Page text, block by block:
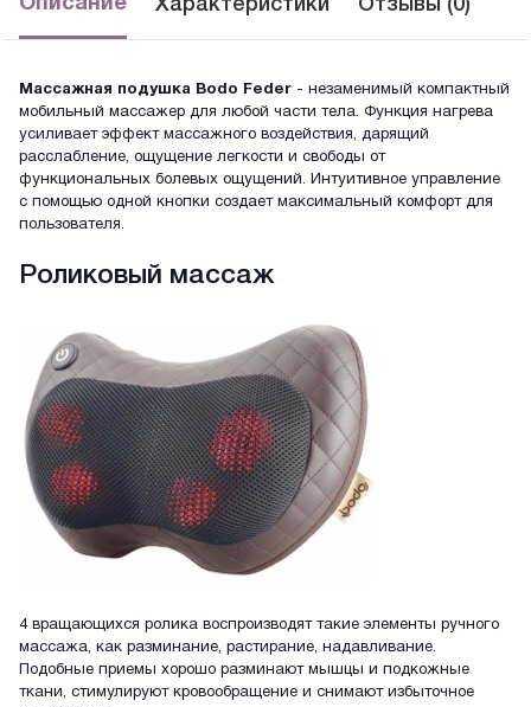
Характеристики Отзывы (0)
Массажная подушка Bodo Feder - незаменимый компактный
мобильный массажер для любой части тела. Функция нагрева
усиливает эффект массажного воздействия, дарящий
расслабление, ощущение легкости и свободы от
функциональных болевых ощущений. Интуитивное управление
с помощью одной кнопки создает максимальный комфорт для
пользователя.
Роликовый массаж
4 вращающихся ролика воспроизводят такие элементы ручного
массажа, как разминание, растирание, надавливание.
Подобные приемы хорошо разминают мышцы и подкожные
ткани, стимулируют кровообращение и снимают избыточное